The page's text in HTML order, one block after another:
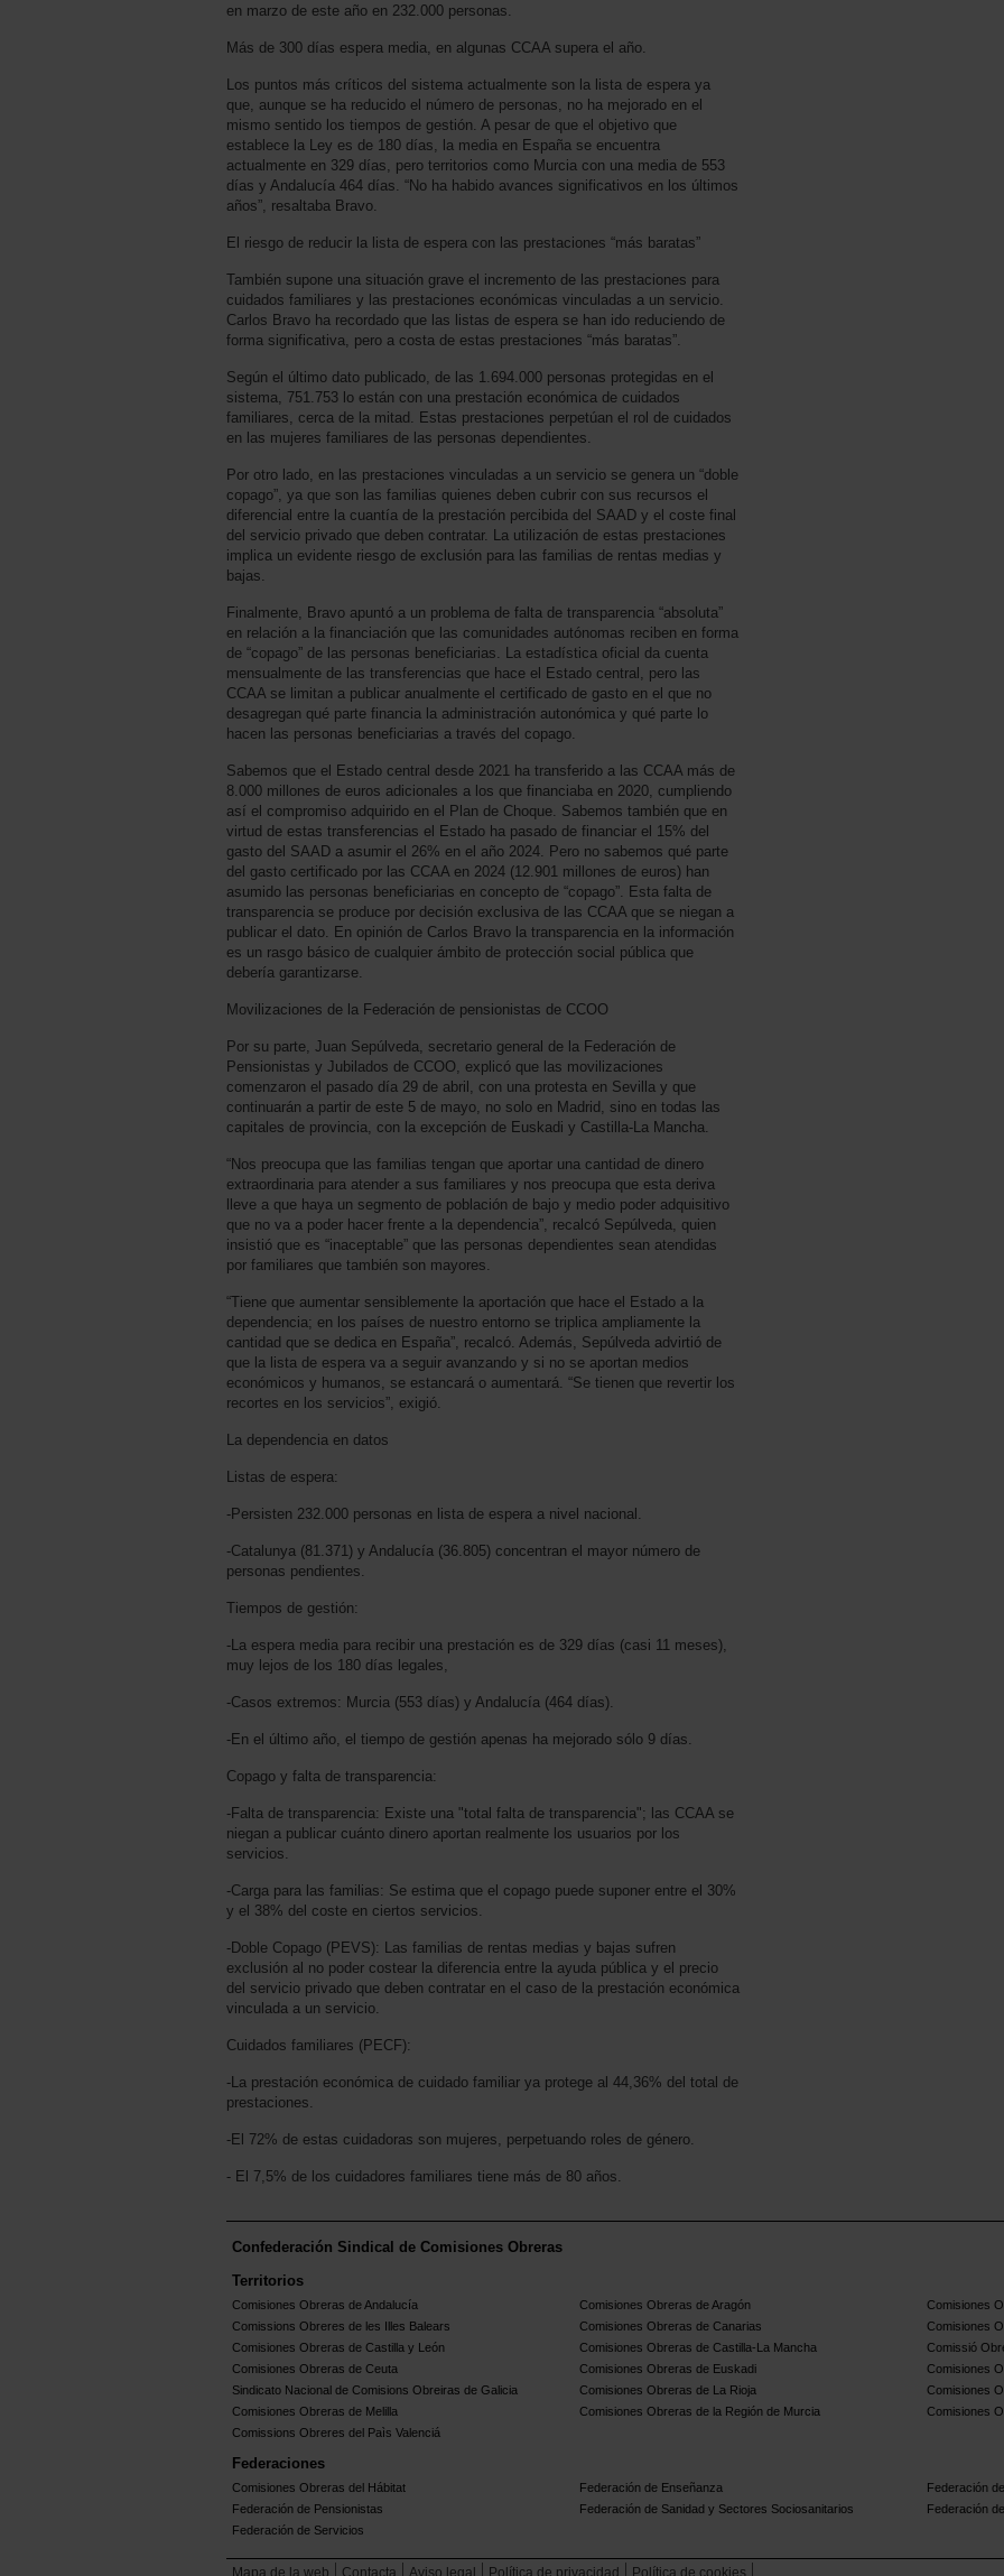
en marzo de este año en 232.000 personas.
Más de 300 días espera media, en algunas CCAA supera el año.
Los puntos más críticos del sistema actualmente son la lista de espera ya
que, aunque se ha reducido el número de personas, no ha mejorado en el
mismo sentido los tiempos de gestión. A pesar de que el objetivo que
establece la Ley es de 180 días, la media en España se encuentra
actualmente en 329 días, pero territorios como Murcia con una media de 553
días y Andalucía 464 días. “No ha habido avances significativos en los últimos
años”, resaltaba Bravo.
El riesgo de reducir la lista de espera con las prestaciones “más baratas”
También supone una situación grave el incremento de las prestaciones para
cuidados familiares y las prestaciones económicas vinculadas a un servicio.
Carlos Bravo ha recordado que las listas de espera se han ido reduciendo de
forma significativa, pero a costa de estas prestaciones “más baratas”.
Según el último dato publicado, de las 1.694.000 personas protegidas en el
sistema, 751.753 lo están con una prestación económica de cuidados
familiares, cerca de la mitad. Estas prestaciones perpetúan el rol de cuidados
en las mujeres familiares de las personas dependientes.
Por otro lado, en las prestaciones vinculadas a un servicio se genera un “doble
copago”, ya que son las familias quienes deben cubrir con sus recursos el
diferencial entre la cuantía de la prestación percibida del SAAD y el coste final
del servicio privado que deben contratar. La utilización de estas prestaciones
implica un evidente riesgo de exclusión para las familias de rentas medias y
bajas.
Finalmente, Bravo apuntó a un problema de falta de transparencia “absoluta”
en relación a la financiación que las comunidades autónomas reciben en forma
de “copago” de las personas beneficiarias. La estadística oficial da cuenta
mensualmente de las transferencias que hace el Estado central, pero las
CCAA se limitan a publicar anualmente el certificado de gasto en el que no
desagregan qué parte financia la administración autonómica y qué parte lo
hacen las personas beneficiarias a través del copago.
Sabemos que el Estado central desde 2021 ha transferido a las CCAA más de
8.000 millones de euros adicionales a los que financiaba en 2020, cumpliendo
así el compromiso adquirido en el Plan de Choque. Sabemos también que en
virtud de estas transferencias el Estado ha pasado de financiar el 15% del
gasto del SAAD a asumir el 26% en el año 2024. Pero no sabemos qué parte
del gasto certificado por las CCAA en 2024 (12.901 millones de euros) han
asumido las personas beneficiarias en concepto de “copago”. Esta falta de
transparencia se produce por decisión exclusiva de las CCAA que se niegan a
publicar el dato. En opinión de Carlos Bravo la transparencia en la información
es un rasgo básico de cualquier ámbito de protección social pública que
debería garantizarse.
Movilizaciones de la Federación de pensionistas de CCOO
Por su parte, Juan Sepúlveda, secretario general de la Federación de
Pensionistas y Jubilados de CCOO, explicó que las movilizaciones
comenzaron el pasado día 29 de abril, con una protesta en Sevilla y que
continuarán a partir de este 5 de mayo, no solo en Madrid, sino en todas las
capitales de provincia, con la excepción de Euskadi y Castilla-La Mancha.
“Nos preocupa que las familias tengan que aportar una cantidad de dinero
extraordinaria para atender a sus familiares y nos preocupa que esta deriva
lleve a que haya un segmento de población de bajo y medio poder adquisitivo
que no va a poder hacer frente a la dependencia”, recalcó Sepúlveda, quien
insistió que es “inaceptable” que las personas dependientes sean atendidas
por familiares que también son mayores.
“Tiene que aumentar sensiblemente la aportación que hace el Estado a la
dependencia; en los países de nuestro entorno se triplica ampliamente la
cantidad que se dedica en España”, recalcó. Además, Sepúlveda advirtió de
que la lista de espera va a seguir avanzando y si no se aportan medios
económicos y humanos, se estancará o aumentará. “Se tienen que revertir los
recortes en los servicios”, exigió.
La dependencia en datos
Listas de espera:
-Persisten 232.000 personas en lista de espera a nivel nacional.
-Catalunya (81.371) y Andalucía (36.805) concentran el mayor número de
personas pendientes.
Tiempos de gestión:
-La espera media para recibir una prestación es de 329 días (casi 11 meses),
muy lejos de los 180 días legales,
-Casos extremos: Murcia (553 días) y Andalucía (464 días).
-En el último año, el tiempo de gestión apenas ha mejorado sólo 9 días.
Copago y falta de transparencia:
-Falta de transparencia: Existe una "total falta de transparencia"; las CCAA se
niegan a publicar cuánto dinero aportan realmente los usuarios por los
servicios.
-Carga para las familias: Se estima que el copago puede suponer entre el 30%
y el 38% del coste en ciertos servicios.
-Doble Copago (PEVS): Las familias de rentas medias y bajas sufren
exclusión al no poder costear la diferencia entre la ayuda pública y el precio
del servicio privado que deben contratar en el caso de la prestación económica
vinculada a un servicio.
Cuidados familiares (PECF):
-La prestación económica de cuidado familiar ya protege al 44,36% del total de
prestaciones.
-El 72% de estas cuidadoras son mujeres, perpetuando roles de género.
- El 7,5% de los cuidadores familiares tiene más de 80 años.
Confederación Sindical de Comisiones Obreras
Territorios
Comisiones Obreras de Andalucía Comisiones Obreras de Aragón
Comisiones
Comissions Obreres de les Illes Balears
Comisiones Obreras de Canarias
Comisiones
Comisiones Obreras de Castilla y León
Comisiones Obreras de Castilla-La Mancha
Comissió
Comisiones Obreras de Ceuta
Comisiones Obreras de Euskadi
Comisiones
Sindicato Nacional de Comisions Obreiras de Galicia
Comisiones Obreras de La Rioja
Comisiones
Comisiones Obreras de Melilla
Comisiones Obreras de la Región de Murcia
Comisiones
Comissions Obreres del Paìs Valenciá
Federaciones
Comisiones Obreras del Hábitat Federación de Enseñanza
Federación
Federación de Pensionistas
Federación de Sanidad y Sectores Sociosanitarios
Federación
Federación de Servicios
Mapa de la web Contacta Aviso legal Política de privacidad Política de cookies